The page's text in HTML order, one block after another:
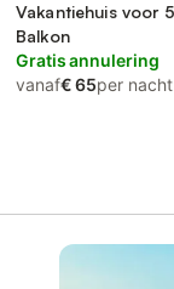
Vakantiehuis voor
Balkon
Gratis annulering
vanaf€ 65per nacht